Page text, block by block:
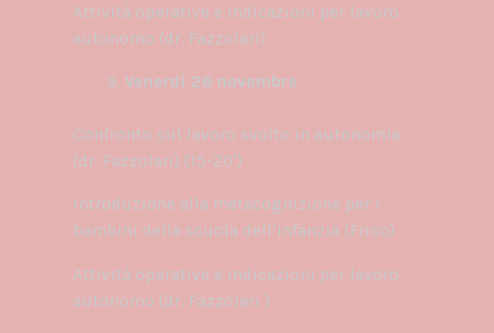
Attività operative e indicazioni per lavoro
autonomo (dr. Fazzolari)
Venerdì 26 novembre
Confronto sul lavoro svolto in autonomia
(dr. Fazzolari) (15-20’)
Introduzione alla metacognizione per i
bambini della scuola dell’infanzia (Friso)
Attività operative e indicazioni per lavoro
autonomo (dr. Fazzolari )